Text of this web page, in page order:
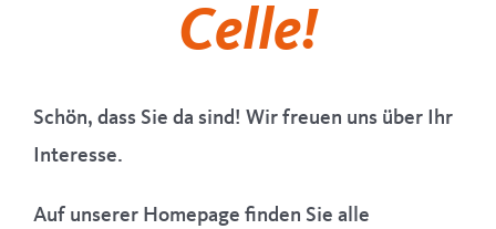
Celle!
Schön, dass Sie da sind! Wir freuen uns über Ihr
Interesse.
Auf unserer Homepage finden Sie alle